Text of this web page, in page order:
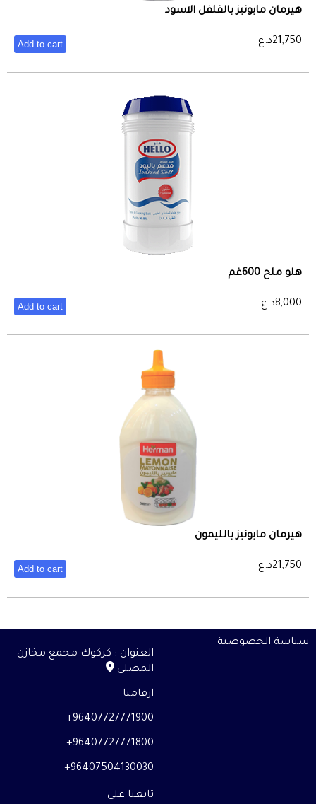
هيرمان مايونيز بالفلفل الاسود
21,750د.ع Add to cart
هلو ملح 600غم
8,000د.ع Add to cart
هيرمان مايونيز بالليمون
21,750د.ع Add to cart
سياسة الخصوصية
العنوان : كركوك مجمع مخازن
المصلى
ارقامنا
96407727771900+
96407727771800+
96407504130030+
تابعنا على